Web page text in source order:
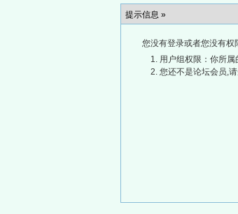
提示信息 »
您没有登录或者您没有权
用户组权限：你所
您还不是论坛会员,